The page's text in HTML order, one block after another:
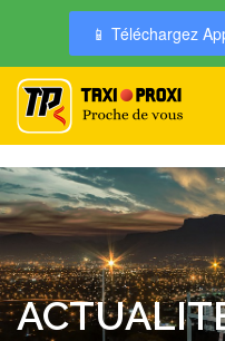
📱 Téléchargez